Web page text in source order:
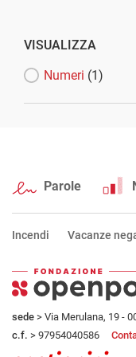
VISUALIZZA
Numeri (1)
Parole
Incendi Vacanze
sede > Via Merulana, 19 -
c.f. > 97954040586